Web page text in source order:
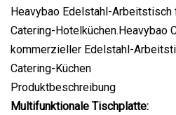
Heavybao Edelstahl-Arbeitstisch
Catering-Hotelküchen.Heavybao
kommerzieller Edelstahl-
Catering-Küchen
Produktbeschreibung
Multifunktionale Tischplatte: